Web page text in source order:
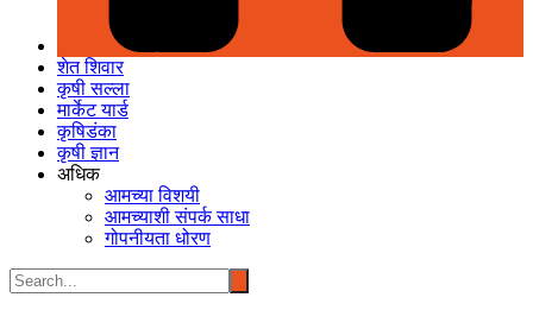
शेत शिवार
कृषी सल्ला
मार्केट यार्ड
कृषिडंका
कृषी ज्ञान
अधिक
आमच्या विशयी
आमच्याशी संपर्क साधा
गोपनीयता धोरण